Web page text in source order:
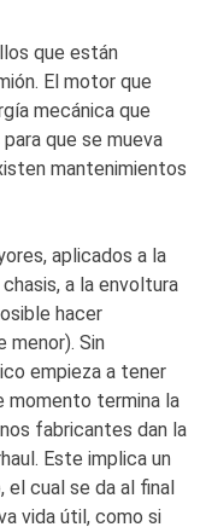
que están
El motor que
mecánica que
que se mueva
mantenimientos
aplicados a la
a la envoltura
hacer
menor). Sin
empieza a tener
momento termina la
fabricantes dan la
Este implica un
cual se da al final
vida útil, como si